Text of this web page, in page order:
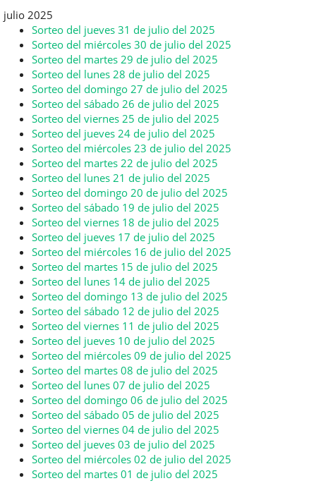
julio 2025
Sorteo del jueves 31 de julio del 2025
Sorteo del miércoles 30 de julio del 2025
Sorteo del martes 29 de julio del 2025
Sorteo del lunes 28 de julio del 2025
Sorteo del domingo 27 de julio del 2025
Sorteo del sábado 26 de julio del 2025
Sorteo del viernes 25 de julio del 2025
Sorteo del jueves 24 de julio del 2025
Sorteo del miércoles 23 de julio del 2025
Sorteo del martes 22 de julio del 2025
Sorteo del lunes 21 de julio del 2025
Sorteo del domingo 20 de julio del 2025
Sorteo del sábado 19 de julio del 2025
Sorteo del viernes 18 de julio del 2025
Sorteo del jueves 17 de julio del 2025
Sorteo del miércoles 16 de julio del 2025
Sorteo del martes 15 de julio del 2025
Sorteo del lunes 14 de julio del 2025
Sorteo del domingo 13 de julio del 2025
Sorteo del sábado 12 de julio del 2025
Sorteo del viernes 11 de julio del 2025
Sorteo del jueves 10 de julio del 2025
Sorteo del miércoles 09 de julio del 2025
Sorteo del martes 08 de julio del 2025
Sorteo del lunes 07 de julio del 2025
Sorteo del domingo 06 de julio del 2025
Sorteo del sábado 05 de julio del 2025
Sorteo del viernes 04 de julio del 2025
Sorteo del jueves 03 de julio del 2025
Sorteo del miércoles 02 de julio del 2025
Sorteo del martes 01 de julio del 2025